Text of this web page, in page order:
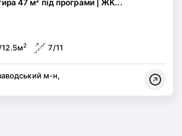
47 м² під програми | ЖК...
2 7/11
м-н,